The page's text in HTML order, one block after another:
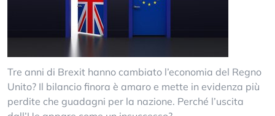
Tre anni di Brexit hanno cambiato l’economia del Regno
Unito? Il bilancio finora è amaro e mette in evidenza più
perdite che guadagni per la nazione. Perché l’uscita